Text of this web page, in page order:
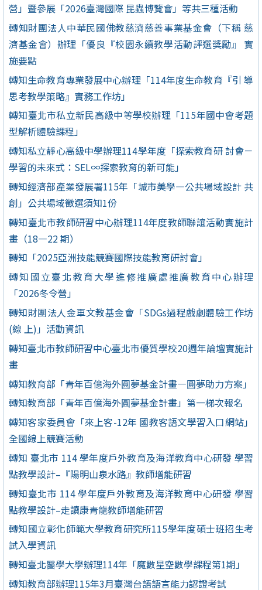
營」暨參展「2026臺灣國際 昆蟲博覽會」等共三種活動
轉知財團法人中華民國佛教慈濟慈善事業基金會（下稱 慈
濟基金會）辦理「優良『校園永續教學活動評選獎勵』 實
施要點
轉知生命教育專業發展中心辦理「114年度生命教育『引 導
思考教學策略』實務工作坊」
轉知臺北市私立新民高級中等學校辦理「115年國中會考題
型解析體驗課程」
轉知私立靜心高級中學辦理114學年度「探索教育研 討會－
學習的未來式：SEL∞探索教育的新可能」
轉知經濟部產業發展署115年「城市美學—公共場域設計 共
創」公共場域徵選須知1份
轉知臺北市教師研習中心辦理114年度教師聯誼活動實施計
畫（18—22 期）
轉知「2025亞洲技能競賽國際技能教育研討會」
轉知國立臺北教育大學進修推廣處推廣教育中心辦理
「2026冬令營」
轉知財團法人金車文教基金會「SDGs過程戲劇體驗工作坊
(線 上)」活動資訊
轉知臺北市教師研習中心臺北市優質學校20週年論壇實施計
畫
轉知教育部「青年百億海外圓夢基金計畫—圓夢助力方案」
轉知教育部「青年百億海外圓夢基金計畫」第一梯次報名
轉知客家委員會「來上客-12年 國教客語文學習入口網站」
全國線上競賽活動
轉知 臺北市 114 學年度戶外教育及海洋教育中心研發 學習
點教學設計–『陽明山泉水路』教師增能研習
轉知臺北市 114 學年度戶外教育及海洋教育中心研發 學習
點教學設計–走讀康青龍教師增能研習
轉知國立彰化師範大學教育研究所115學年度碩士班招生考
試入學資訊
轉知臺北醫學大學辦理114年「魔數星空數學課程第1期」
轉知教育部辦理115年3月臺灣台語語言能力認證考試